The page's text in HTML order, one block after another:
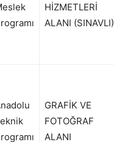
HİZMETLERİ
ALANI (SINAVLI)
GRAFİK VE
FOTOĞRAF
ALANI